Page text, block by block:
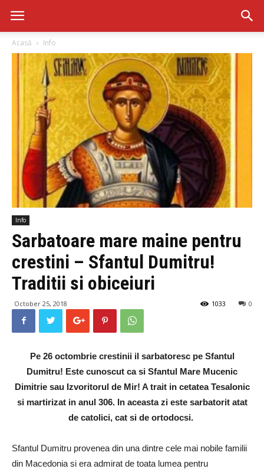
Acasă Info
Info
Sarbatoare mare maine pentru
crestini – Sfantul Dumitru!
Traditii si obiceiuri
October 25, 2018 0
1033
Pe 26 octombrie crestinii il sarbatoresc pe Sfantul
Dumitru! Este cunoscut ca si Sfantul Mare Mucenic
Dimitrie sau Izvoritorul de Mir! A trait in cetatea Tesalonic
si martirizat in anul 306. In aceasta zi este sarbatorit atat
de catolici, cat si de ortodocsi.
Sfantul Dumitru provenea din una dintre cele mai nobile familii
din Macedonia si era admirat de toata lumea pentru